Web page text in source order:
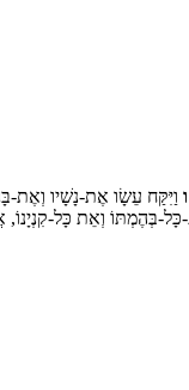
ו וַיִּקַּח עֵשָׂו אֶת-נָשָׁיו וְאֶת-
כָּל-בְּהֶמְתּוֹ וְאֵת כָּל-